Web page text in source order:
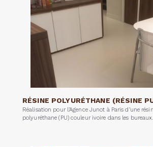
RÉSINE POLYURÉTHANE (RÉSINE
Réalisation pour l’Agence Junot à Paris d’une
polyuréthane (PU) couleur ivoire dans les bureaux.